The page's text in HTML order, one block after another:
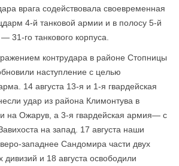
врага содействовала своевременная
4-й танковой армии и в полосу 5-й
31-го танкового корпуса.
контрудара в районе Стопницы
наступление с целью
14 августа 13-я и 1-я гвардейская
удар из района Климонтува в
на Ожарув, а 3-я гвардейская армия— с
на запад. 17 августа наши
западнее Сандомира части двух
дивизий и 18 августа освободили